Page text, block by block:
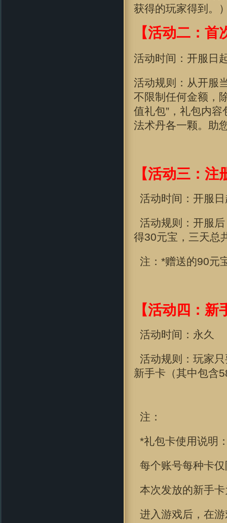
获得的玩家得到。
【活动二：
活动时间：开服日
活动规则：从开服
不限制任何金额，
值礼包”，礼包内容
法术丹各一颗。助
【活动三：
活动时间：开服
活动规则：开服
得30元宝，三天总
注：*赠送的90元
【活动四：新
活动时间： 永久
活动规则：玩家
新手卡（其中包含
注：
*礼包卡使用说明
每个账号每种卡
本次发放的新手
进入游戏后，在